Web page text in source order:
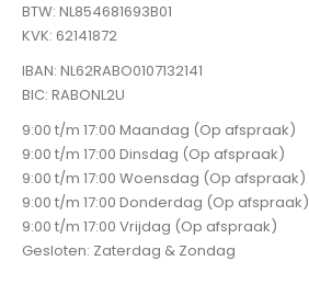
BTW: NL854681693B01
KVK: 62141872
IBAN: NL62RABO0107132141
BIC: RABONL2U
9:00 t/m 17:00 Maandag (Op afspraak)
9:00 t/m 17:00 Dinsdag (Op afspraak)
9:00 t/m 17:00 Woensdag (Op afspraak)
9:00 t/m 17:00 Donderdag (Op afspraak)
9:00 t/m 17:00 Vrijdag (Op afspraak)
Gesloten: Zaterdag & Zondag